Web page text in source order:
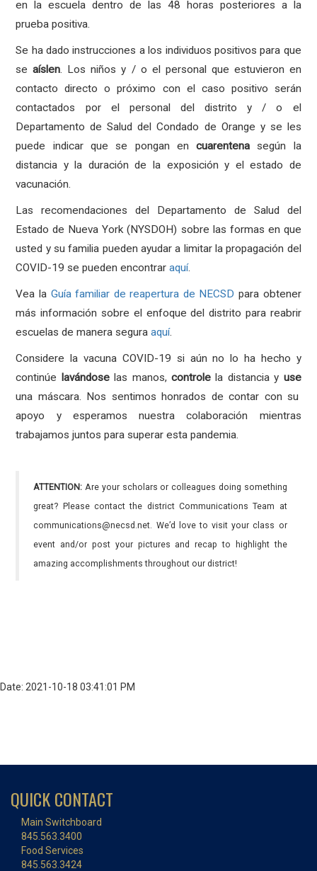
en la escuela dentro de las 48 horas posteriores a la
prueba positiva.
Se ha dado instrucciones a los individuos positivos para que
seaíslen. Los niños y / o el personal que estuvieron en
contacto directo o próximo con el caso positivo serán
contactados por el personal del distrito y / o el
Departamento de Salud del Condado de Orange y se les
puede indicar que se pongan encuarentena según la
distancia y la duración de la exposición y el estado de
vacunación.
Las recomendaciones del Departamento de Salud del
Estado de Nueva York (NYSDOH) sobre las formas en que
usted y su familia pueden ayudar a limitar la propagación del
COVID-19 se pueden encontraraquí.
Vea la Guía familiar de reapertura de NECSD para obtener
más información sobre el enfoque del distrito para reabrir
escuelas de manera seguraaquí.
Considere la vacuna COVID-19 si aún no lo ha hecho y
continúe lavándoselas manos,controle la distancia y use
una máscara. Nos sentimos honrados de contar con su
apoyo y esperamos nuestra colaboración mientras
trabajamos juntos para superar esta pandemia.
ATTENTION: Are your scholars or colleagues doing something
great? Please contact the district Communications Team at
communications@necsd.net. We’d love to visit your class or
event and/or post your pictures and recap to highlight the
amazing accomplishments throughout our district!
Date: 2021-10-18 03:41:01 PM
QUICK CONTACT
Main Switchboard
845.563.3400
Food Services
845.563.3424